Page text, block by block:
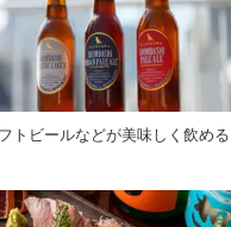
トビールなどが美味しく飲める